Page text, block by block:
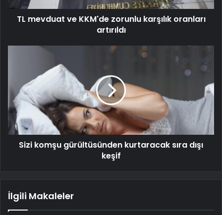
TL mevduat ve KKM'de zorunlu karşılık oranları
artırıldı
Sizi komşu gürültüsünden kurtaracak sıra dışı
keşif
İlgili Makaleler